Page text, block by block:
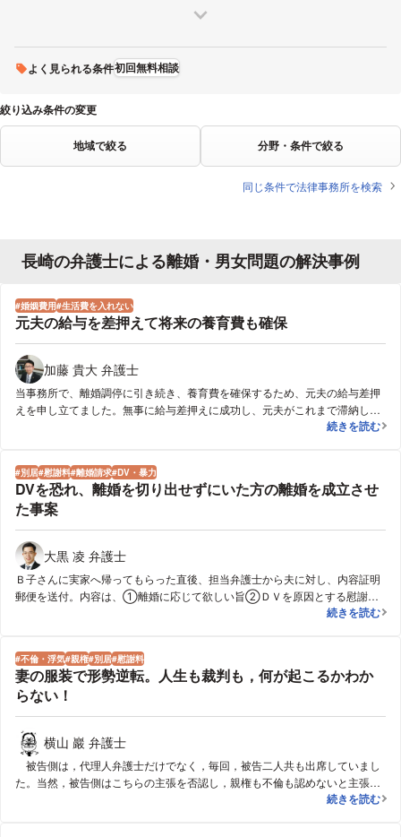
親族関係
よく見られる条件初回無料相談
絞り込み条件の変更
地域で絞る 分野・条件で絞る
同じ条件で法律事務所を検索
長崎の弁護士による離婚・男女問題の解決事例
婚姻費用 生活費を入れない
元夫の給与を差押えて将来の養育費も確保
加藤 貴大 弁護士
当事務所で、離婚調停に引き続き、養育費を確保するため、元夫の給与差押
えを申し立てました。無事に給与差押えに成功し、元夫がこれまで滞納して
いた養育費だけでなく、将来の養育費も含めて差し押さえることができ、子
元夫の給与を
続きを読む
別居 慰謝料 離婚請求 DV・暴力
DVを恐れ、離婚を切り出せずにいた方の離婚を成立させ
た事案
大黒 凌 弁護士
Ｂ子さんに実家へ帰ってもらった直後、担当弁護士から夫に対し、内容証明
郵便を送付。内容は、①離婚に応じて欲しい旨②ＤＶを原因とする慰謝料
として２００万円を請求する旨③今後は、Ｂ子さんに対し直接連絡すること
た。慰謝料の２００万円については、今後分割して支払っていくこと、２度
支払いを怠った場合には期限の利益を喪失し、一括で支払うこと等を内容と
する公正証書を作成しました。当事務所の弁護士に離婚にまつわる一切の交
渉をお任せいただいたことにより、Ｂ子さんは、別居後、夫と一切のやりと
りをすることなく離婚をすることが出来ました。
DVを恐れ、離
続きを読む
不倫・浮気 親権 別居 慰謝料
妻の服装で形勢逆転。人生も裁判も，何が起こるかわか
らない！
横山 巖 弁護士
被告側は，代理人弁護士だけでなく，毎回，被告二人共も出席していまし
た。当然，被告側はこちらの主張を否認し，親権も不倫も認めないと主張し
てきました。裁判では，裁判を起こした原告が，その主張した事実を証明し
妻の服装で形
続きを読む